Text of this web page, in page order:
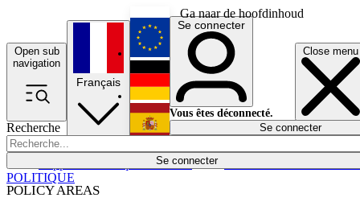
Ga naar de hoofdinhoud
Open sub
navigation
Close menu
Recherche
Se connecter
POLICY AREAS
Économie
Français
English
Deutsch
Español
Se connecter
Vous êtes déconnecté.
Se connecter
POLITIQUE